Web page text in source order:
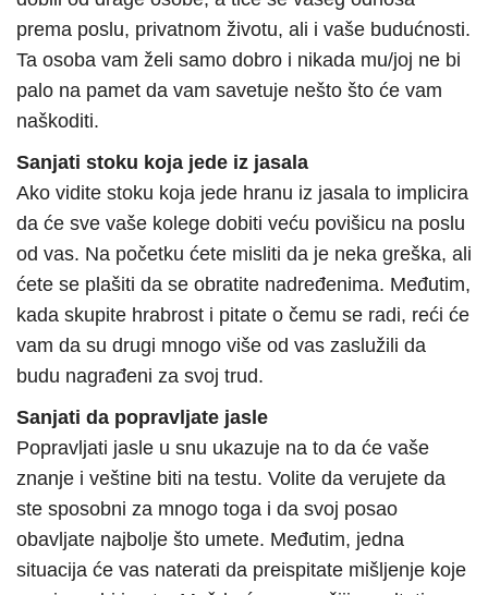
prema poslu, privatnom životu, ali i vaše budućnosti.
Ta osoba vam želi samo dobro i nikada mu/joj ne bi
palo na pamet da vam savetuje nešto što će vam
naškoditi.
Sanjati stoku koja jede iz jasala
Ako vidite stoku koja jede hranu iz jasala to implicira
da će sve vaše kolege dobiti veću povišicu na poslu
od vas. Na početku ćete misliti da je neka greška, ali
ćete se plašiti da se obratite nadređenima. Međutim,
kada skupite hrabrost i pitate o čemu se radi, reći će
vam da su drugi mnogo više od vas zaslužili da
budu nagrađeni za svoj trud.
Sanjati da popravljate jasle
Popravljati jasle u snu ukazuje na to da će vaše
znanje i veštine biti na testu. Volite da verujete da
ste sposobni za mnogo toga i da svoj posao
obavljate najbolje što umete. Međutim, jedna
situacija će vas naterati da preispitate mišljenje koje